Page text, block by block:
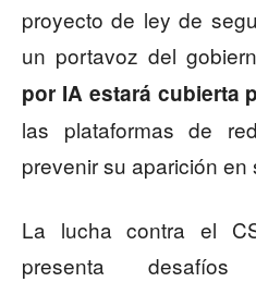
proyecto de ley de
un portavoz del
por IA estará cubierta
las plataformas de
prevenir su aparición en
La lucha contra el
presenta